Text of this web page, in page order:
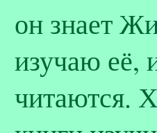
он знает
изучаю её,
читаются.